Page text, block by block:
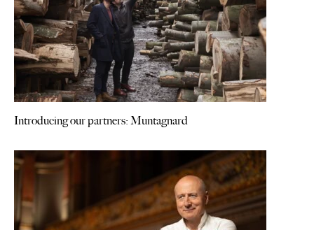
Introducing our partners: Muntagnard